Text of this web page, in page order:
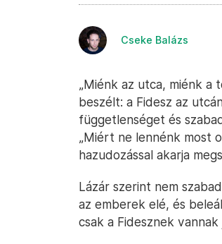
Cseke Balázs
„Miénk az utca, miénk a
beszélt: a Fidesz az
függetlenséget és
„Miért ne lennénk most
hazudozással akarja
Lázár szerint nem
az emberek elé, és
csak a Fidesznek vannak